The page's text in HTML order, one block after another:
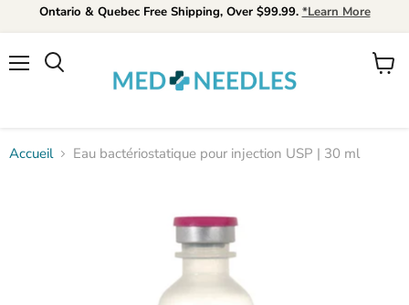
Ontario & Quebec Free Shipping, Over $99.99. *Learn More
Rechercher
Voir
Accueil Eau bactériostatique pour injection USP | 30 ml